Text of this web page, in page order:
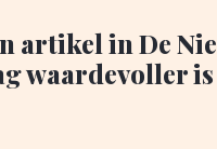
artikel in De
waardevoller